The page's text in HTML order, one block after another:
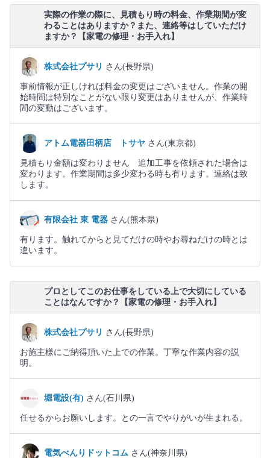
実際の作業の際に、見積もり時の料金、作業期間が変
わることはありますか？また、連絡等はしていただけ
ますか？【家電の修理・お手入れ】
株式会社プサリ さん(長野県)
事前情報が正しければ料金の変更はございません。作業の開
始時間は特別なことがない限り変更はありませんが、作業時
間の変動はございます。
アトム電器田柄店 トサヤ さん(東京都)
見積もり金額は変わりません 追加工事を依頼された場合は
変わります。作業期間は多少変わる時も有ります。連絡は致
します。
有限会社 東 電器 さん(熊本県)
有ります。触れてからと見てだけの時やお尋ねだけの時とは
違います。
プロとしてこのお仕事をしている上で大切にしている
ことはなんですか？【家電の修理・お手入れ】
株式会社プサリ さん(長野県)
お施主様にご納得頂いた上での作業。丁寧な作業内容の説
明。
堀電設(有) さん(石川県)
任せるからお願いします。との一言でやりがいが生まれる。
電気べんりドットコム さん(神奈川県)